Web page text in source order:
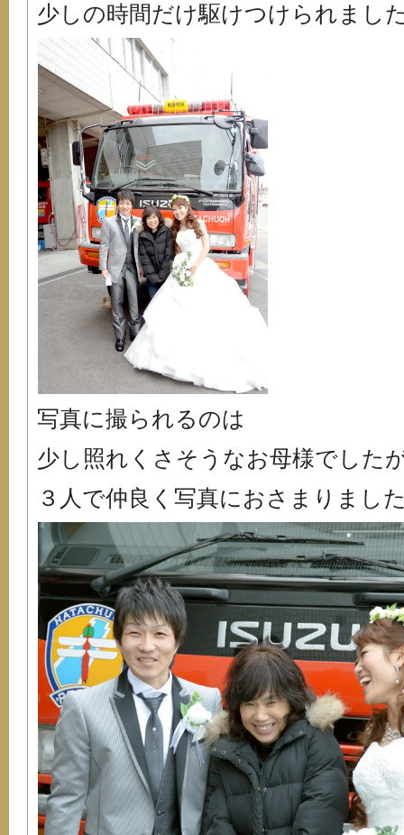
少しの時間だけ駆けつけられまし
写真に撮られるのは
少し照れくさそうなお母様でした
３人で仲良く写真におさまりまし